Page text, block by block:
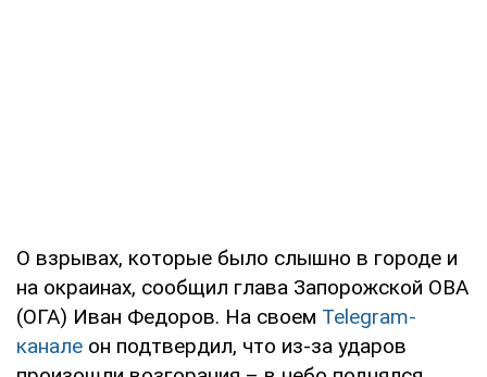
О взрывах, которые было слышно в городе и
на окраинах, сообщил глава Запорожской ОВА
(ОГА) Иван Федоров. На своем Telegram-
канале он подтвердил, что из-за ударов